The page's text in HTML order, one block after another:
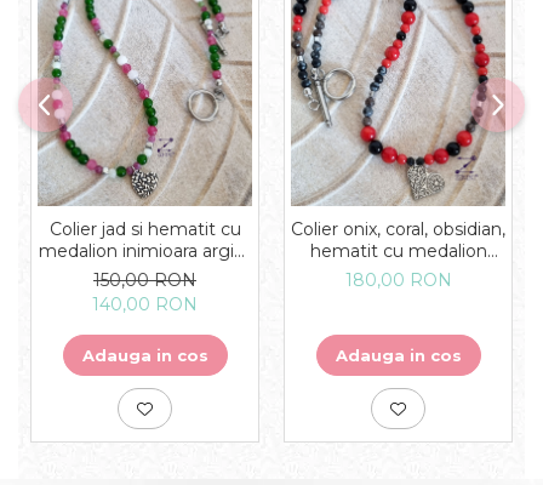
Colier jad si hematit cu
medalion inimioara argint
cu frunze - unicat
150,00 RON
140,00 RON
Adauga in cos
Colier onix, coral, obsidian,
hematit cu medalion
inimioara argint cu model
oriental - unicat
180,00 RON
Adauga in cos